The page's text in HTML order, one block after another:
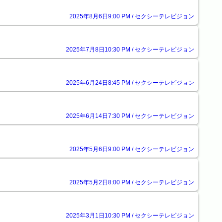
2025年8月6日9:00 PM / セクシーテレビジョン
2025年7月8日10:30 PM / セクシーテレビジョン
2025年6月24日8:45 PM / セクシーテレビジョン
2025年6月14日7:30 PM / セクシーテレビジョン
2025年5月6日9:00 PM / セクシーテレビジョン
2025年5月2日8:00 PM / セクシーテレビジョン
2025年3月1日10:30 PM / セクシーテレビジョン